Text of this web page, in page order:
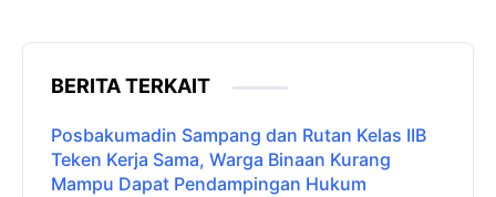
BERITA TERKAIT
Posbakumadin Sampang dan Rutan Kelas IIB
Teken Kerja Sama, Warga Binaan Kurang
Mampu Dapat Pendampingan Hukum